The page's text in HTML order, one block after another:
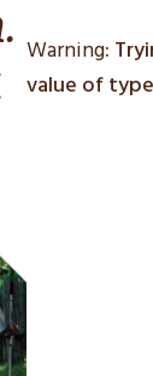
Warning:
value of